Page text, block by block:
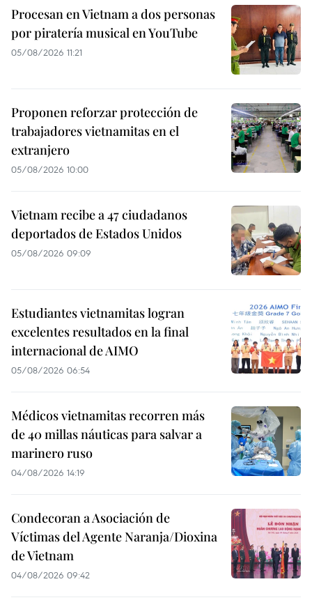
Procesan en Vietnam a dos personas
por piratería musical en YouTube
05/08/2026 11:21
Proponen reforzar protección de
trabajadores vietnamitas en el
extranjero
05/08/2026 10:00
Vietnam recibe a 47 ciudadanos
deportados de Estados Unidos
05/08/2026 09:09
Estudiantes vietnamitas logran
excelentes resultados en la final
internacional de AIMO
05/08/2026 06:54
Médicos vietnamitas recorren más
de 40 millas náuticas para salvar a
marinero ruso
04/08/2026 14:19
Condecoran a Asociación de
Víctimas del Agente Naranja/Dioxina
de Vietnam
04/08/2026 09:42